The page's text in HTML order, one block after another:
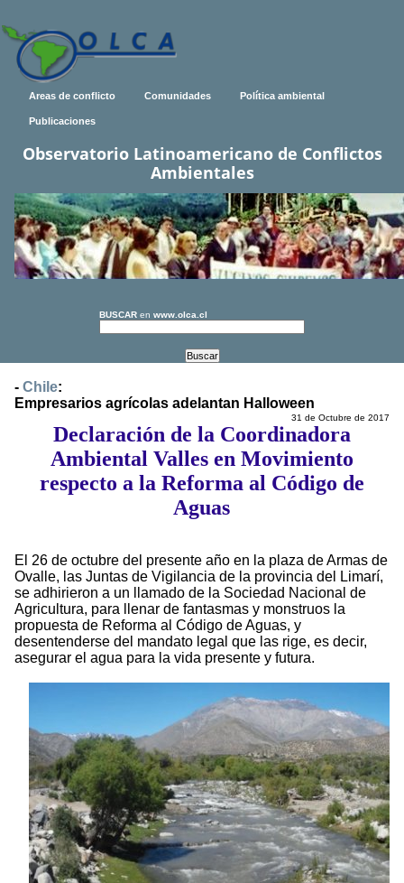
Areas de conflicto Comunidades Política ambiental
Publicaciones
Observatorio Latinoamericano de Conflictos
Ambientales
BUSCAR en www.olca.cl
- Chile:
Empresarios agrícolas adelantan Halloween
31 de Octubre de 2017
Declaración de la Coordinadora
Ambiental Valles en Movimiento
respecto a la Reforma al Código de
Aguas
El 26 de octubre del presente año en la plaza de Armas de
Ovalle, las Juntas de Vigilancia de la provincia del Limarí,
se adhirieron a un llamado de la Sociedad Nacional de
Agricultura, para llenar de fantasmas y monstruos la
propuesta de Reforma al Código de Aguas, y
desentenderse del mandato legal que las rige, es decir,
asegurar el agua para la vida presente y futura.